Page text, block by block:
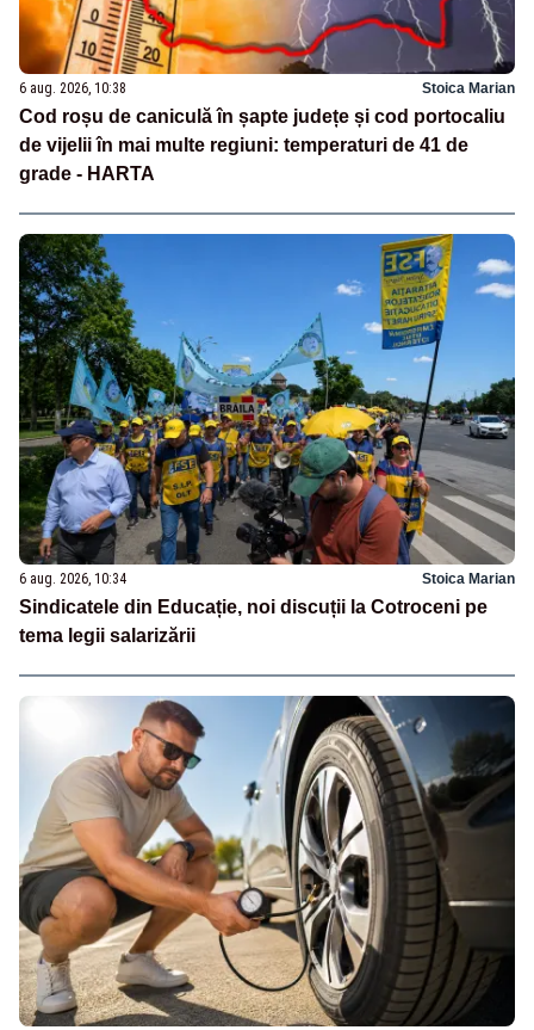
6 aug. 2026, 10:38 Stoica Marian
Cod roșu de caniculă în șapte județe și cod portocaliu
de vijelii în mai multe regiuni: temperaturi de 41 de
grade - HARTA
6 aug. 2026, 10:34 Stoica Marian
Sindicatele din Educație, noi discuții la Cotroceni pe
tema legii salarizării